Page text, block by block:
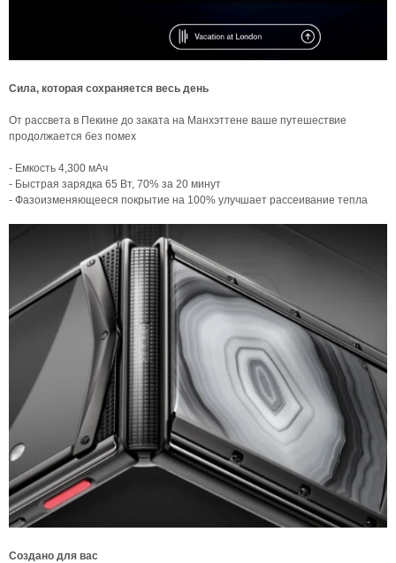
Сила, которая сохраняется весь день
От рассвета в Пекине до заката на Манхэттене ваше путешествие
продолжается без помех
- Емкость 4,300 мАч
- Быстрая зарядка 65 Вт, 70% за 20 минут
- Фазоизменяющееся покрытие на 100% улучшает рассеивание тепла
Создано для вас